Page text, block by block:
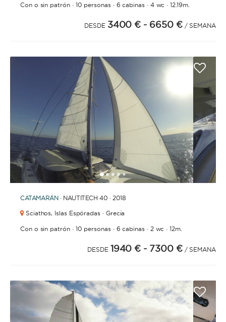
Con o sin patrón· 10 personas· 6 cabinas· 4 wc ·12.19m.
DESDE 3400 € - 6650 € / SEMANA
12345 6789101112131415161718 19
CATAMARÁN · NAUTITECH 40 · 2018
Sciathos, Islas Espóradas · Grecia
Con o sin patrón· 10 personas· 6 cabinas· 2 wc ·12m.
DESDE 1940 € - 7300 € / SEMANA